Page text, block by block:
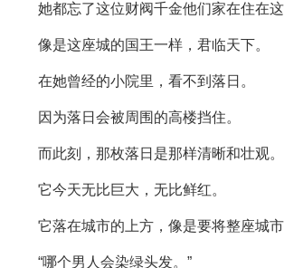
她都忘了这位财阀千金他们家在住在这
像是这座城的国王一样，君临天下。
在她曾经的小院里，看不到落日。
因为落日会被周围的高楼挡住。
而此刻，那枚落日是那样清晰和壮观。
它今天无比巨大，无比鲜红。
它落在城市的上方，像是要将整座城市
“哪个男人会染绿头发。”